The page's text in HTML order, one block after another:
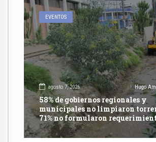
EVENTOS
agosto 7, 2026 Hugo
58% de gobiernos regionales y
municipales no limpiaron
71% no formularon
presupuestales afirma informe
Contraloría